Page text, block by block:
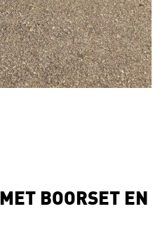
BOORSET EN